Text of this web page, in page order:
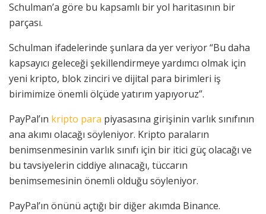
Schulman’a göre bu kapsamlı bir yol haritasının bir
parçası.
Schulman ifadelerinde şunlara da yer veriyor “Bu daha
kapsayıcı geleceği şekillendirmeye yardımcı olmak için
yeni kripto, blok zinciri ve dijital para birimleri iş
birimimize önemli ölçüde yatırım yapıyoruz”.
PayPal’ın kripto para piyasasına girişinin varlık sınıfının
ana akımı olacağı söyleniyor. Kripto paraların
benimsenmesinin varlık sınıfı için bir itici güç olacağı ve
bu tavsiyelerin ciddiye alınacağı, tüccarın
benimsemesinin önemli olduğu söyleniyor.
PayPal’ın önünü açtığı bir diğer akımda Binance.